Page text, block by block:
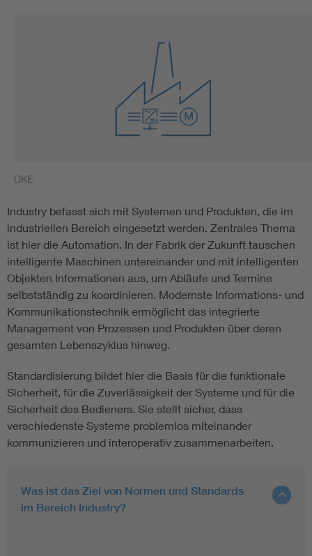
DKE Fachinformationen im Kontext der Normung
Blitzschutz: DIN EN 62305 in der Übersicht
Circular Economy für mehr Ressourceneffizienz
Elektrofachkraft (EFK)
DKE
Industry befasst sich mit Systemen und Produkten, die im
industriellen Bereich eingesetzt werden. Zentrales Thema
ist hier die Automation. In der Fabrik der Zukunft tauschen
intelligente Maschinen untereinander und mit intelligenten
Objekten Informationen aus, um Abläufe und Termine
selbstständig zu koordinieren. Modernste Informations- und
Kommunikationstechnik ermöglicht das integrierte
Management von Prozessen und Produkten über deren
gesamten Lebenszyklus hinweg.
Standardisierung bildet hier die Basis für die funktionale
Sicherheit, für die Zuverlässigkeit der Systeme und für die
Sicherheit des Bedieners. Sie stellt sicher, dass
verschiedenste Systeme problemlos miteinander
kommunizieren und interoperativ zusammenarbeiten.
Was ist das Ziel von Normen und Standards
im Bereich Industry?